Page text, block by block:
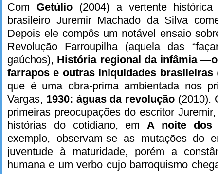
Com Getúlio (2004) a vertente
brasileiro Juremir Machado da Silva
Depois ele compôs um notável ensaio
Revolução Farroupilha (aquela das
gaúchos), História regional da infâmia
farrapos e outras iniquidades brasileiras
que é uma obra-prima ambientada nos
Vargas, 1930: águas da revolução (2010).
primeiras preocupações do escritor
histórias do cotidiano, em A noite dos
exemplo, observam-se as mutações do
juventude à maturidade, porém a
humana e um verbo cujo barroquismo